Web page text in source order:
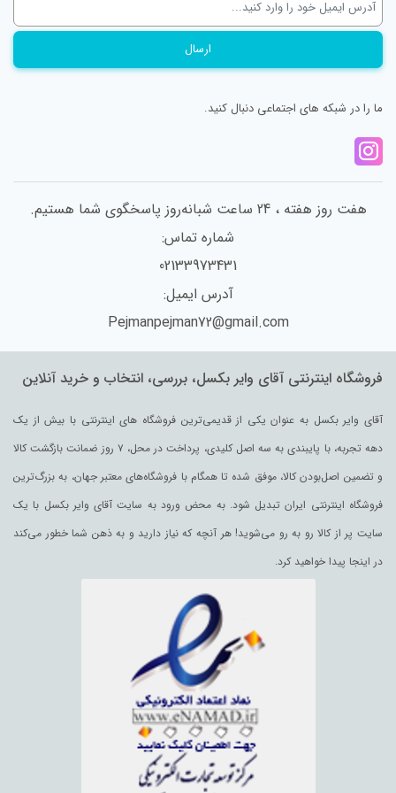
ما را در شبکه های اجتماعی دنبال کنید.
هفت روز هفته ، 24 ساعت شبانه‌روز پاسخگوی شما هستیم.
شماره تماس:
02133973431
آدرس ایمیل:
Pejmanpejman72@gmail.com
فروشگاه اینترنتی آقای وایر بکسل، بررسی، انتخاب و خرید آنلاین
آقای وایر بکسل به عنوان یکی از قدیمی‌ترین فروشگاه های اینترنتی با بیش از یک
دهه تجربه، با پایبندی به سه اصل کلیدی، پرداخت در محل، ۷ روز ضمانت بازگشت کالا
و تضمین اصل‌بودن کالا، موفق شده تا همگام با فروشگاه‌های معتبر جهان، به بزرگ‌ترین
فروشگاه اینترنتی ایران تبدیل شود. به محض ورود به سایت آقای وایر بکسل با یک
سایت پر از کالا رو به رو می‌شوید! هر آنچه که نیاز دارید و به ذهن شما خطور می‌کند
در اینجا پیدا خواهید کرد.